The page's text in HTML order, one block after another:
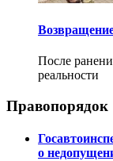
После
реальности
Правопорядок
о